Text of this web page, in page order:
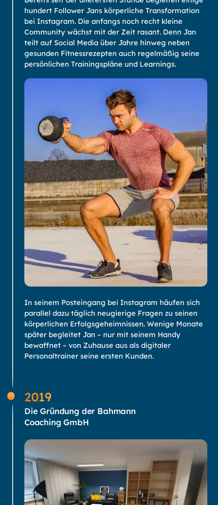
In seinem Posteingang bei Instagram häufen sich
parallel dazu täglich neugierige Fragen zu seinen
körperlichen Erfolgsgeheimnissen. Wenige Monate
später begleitet Jan – nur mit seinem Handy
bewaffnet – von Zuhause aus als digitaler
Personaltrainer seine ersten Kunden.
hundert Follower Jans körperliche Transformation
bei Instagram. Die anfangs noch recht kleine
Community wächst mit der Zeit rasant. Denn Jan
teilt auf Social Media über Jahre hinweg neben
gesunden Fitnessrezepten auch regelmäßig seine
persönlichen Trainingspläne und Learnings.
2019
Die Gründung der Bahmann
Coaching GmbH